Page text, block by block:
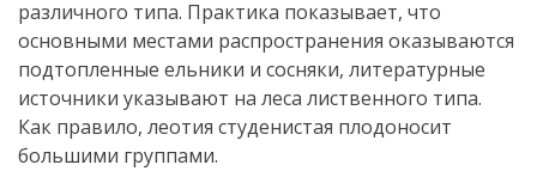
различного типа. Практика показывает, что
основными местами распространения оказываются
подтопленные ельники и сосняки, литературные
источники указывают на леса лиственного типа.
Как правило, леотия студенистая плодоносит
большими группами.